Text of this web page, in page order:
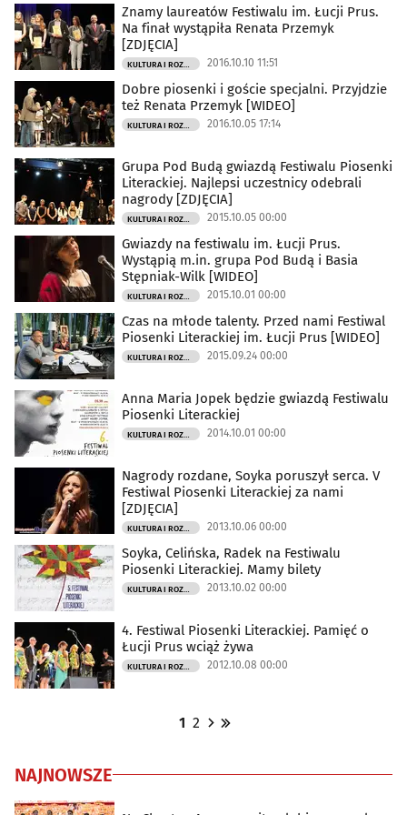
Znamy laureatów Festiwalu im. Łucji Prus.
Na finał wystąpiła Renata Przemyk
[ZDJĘCIA]
2016.10.10 11:51
Dobre piosenki i goście specjalni. Przyjdzie
też Renata Przemyk [WIDEO]
2016.10.05 17:14
Grupa Pod Budą gwiazdą Festiwalu Piosenki
Literackiej. Najlepsi uczestnicy odebrali
nagrody [ZDJĘCIA]
2015.10.05 00:00
Gwiazdy na festiwalu im. Łucji Prus.
Wystąpią m.in. grupa Pod Budą i Basia
Stępniak-Wilk [WIDEO]
2015.10.01 00:00
Czas na młode talenty. Przed nami Festiwal
Piosenki Literackiej im. Łucji Prus [WIDEO]
2015.09.24 00:00
Anna Maria Jopek będzie gwiazdą Festiwalu
Piosenki Literackiej
2014.10.01 00:00
Nagrody rozdane, Soyka poruszył serca. V
Festiwal Piosenki Literackiej za nami
[ZDJĘCIA]
2013.10.06 00:00
Soyka, Celińska, Radek na Festiwalu
Piosenki Literackiej. Mamy bilety
2013.10.02 00:00
4. Festiwal Piosenki Literackiej. Pamięć o
Łucji Prus wciąż żywa
2012.10.08 00:00
1 2
NAJNOWSZE